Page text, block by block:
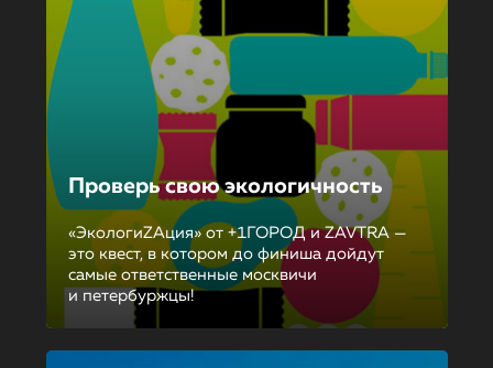
Проверь свою экологичность
«ЭкологиZAция» от +1ГОРОД и ZAVTRA —
это квест, в котором до финиша дойдут
самые ответственные москвичи
и петербуржцы!